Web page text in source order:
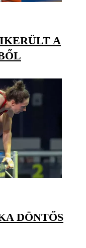
A
DÖNTŐS